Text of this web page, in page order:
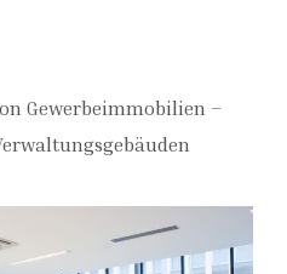
Gewerbeimmobilien –